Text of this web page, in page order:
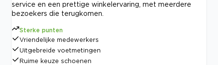
service en een prettige winkelervaring, met meerdere
bezoekers die terugkomen.
Sterke punten
Vriendelijke medewerkers
Uitgebreide voetmetingen
Ruime keuze schoenen